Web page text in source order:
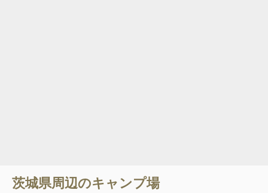
茨城県周辺のキャンプ場